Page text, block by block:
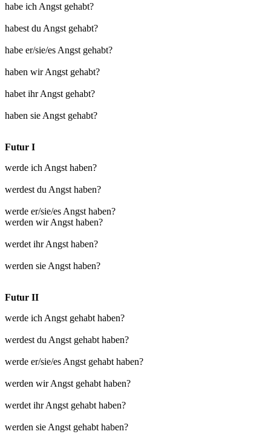
habe ich Angst gehabt?
habest du Angst gehabt?
habe er/sie/es Angst gehabt?
haben wir Angst gehabt?
habet ihr Angst gehabt?
haben sie Angst gehabt?
Futur I
werde ich Angst haben?
werdest du Angst haben?
werde er/sie/es Angst haben?
werden wir Angst haben?
werdet ihr Angst haben?
werden sie Angst haben?
Futur II
werde ich Angst gehabt haben?
werdest du Angst gehabt haben?
werde er/sie/es Angst gehabt haben?
werden wir Angst gehabt haben?
werdet ihr Angst gehabt haben?
werden sie Angst gehabt haben?